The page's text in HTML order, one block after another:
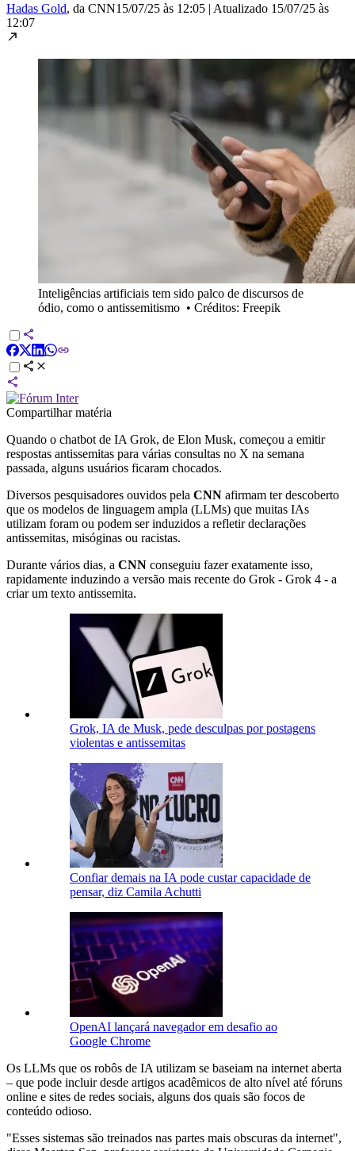
Hadas Gold, da CNN15/07/25 às 12:05 | Atualizado 15/07/25 às
12:07
Inteligências artificiais tem sido palco de discursos de
ódio, como o antissemitismo • Créditos: Freepik
Compartilhar matéria
Quando o chatbot de IA Grok, de Elon Musk, começou a emitir
respostas antissemitas para várias consultas no X na semana
passada, alguns usuários ficaram chocados.
Diversos pesquisadores ouvidos pela CNN afirmam ter descoberto
que os modelos de linguagem ampla (LLMs) que muitas IAs
utilizam foram ou podem ser induzidos a refletir declarações
antissemitas, misóginas ou racistas.
Durante vários dias, a CNN conseguiu fazer exatamente isso,
rapidamente induzindo a versão mais recente do Grok - Grok 4 - a
criar um texto antissemita.
Grok, IA de Musk, pede desculpas por postagens
violentas e antissemitas
Confiar demais na IA pode custar capacidade de
pensar, diz Camila Achutti
OpenAI lançará navegador em desafio ao
Google Chrome
Os LLMs que os robôs de IA utilizam se baseiam na internet aberta
– que pode incluir desde artigos acadêmicos de alto nível até fóruns
online e sites de redes sociais, alguns dos quais são focos de
conteúdo odioso.
"Esses sistemas são treinados nas partes mais obscuras da internet",